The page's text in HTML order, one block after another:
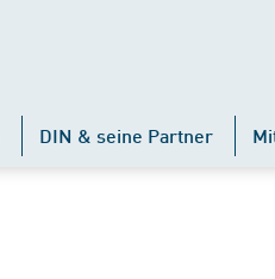
DIN & seine Partner